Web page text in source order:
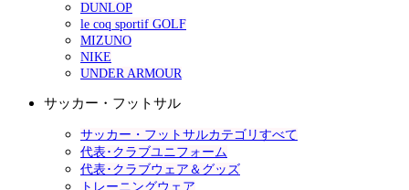
DUNLOP
le coq sportif GOLF
MIZUNO
NIKE
UNDER ARMOUR
サッカー・フットサル
サッカー・フットサルカテゴリすべて
代表･クラブユニフォーム
代表･クラブウェア＆グッズ
トレーニングウェア